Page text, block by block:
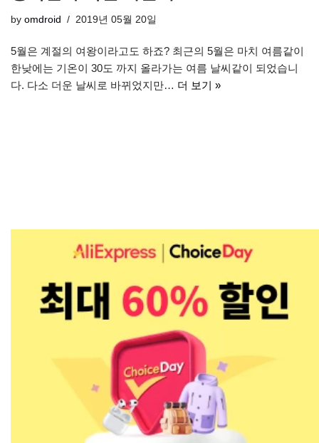
by omdroid 2019년 05월 20일
5월은 계절의 여왕이라고도 하죠? 최근의 5월은 마치 여름같이
한낮에는 기온이 30도 까지 올라가는 여름 날씨같이 되었습니
다. 다소 더운 날씨로 바뀌었지만… 더 보기 »